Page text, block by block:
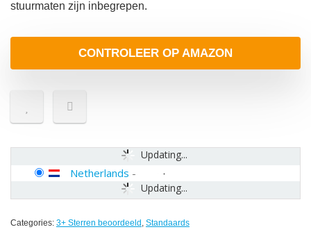
stuurmaten zijn inbegrepen.
CONTROLEER OP AMAZON
Updating...
Updating...
Netherlands -
Categories: 3+ Sterren beoordeeld , Standaards